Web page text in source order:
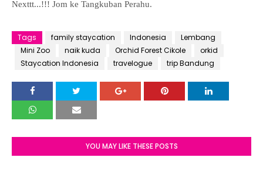
Nexttt...!!! Jom ke Tangkuban Perahu.
Tags family staycation Indonesia
Lembang
Mini Zoo
naik kuda Orchid Forest Cikole
orkid
Staycation Indonesia
travelogue trip Bandung
YOU MAY LIKE THESE POSTS